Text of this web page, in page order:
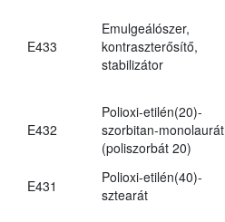
E433
Emulgeálószer,
kontraszterősítő,
stabilizátor
E432
Polioxi-etilén(20)-
szorbitan-monolaurát
(poliszorbát 20)
E431
Polioxi-etilén(40)-
sztearát